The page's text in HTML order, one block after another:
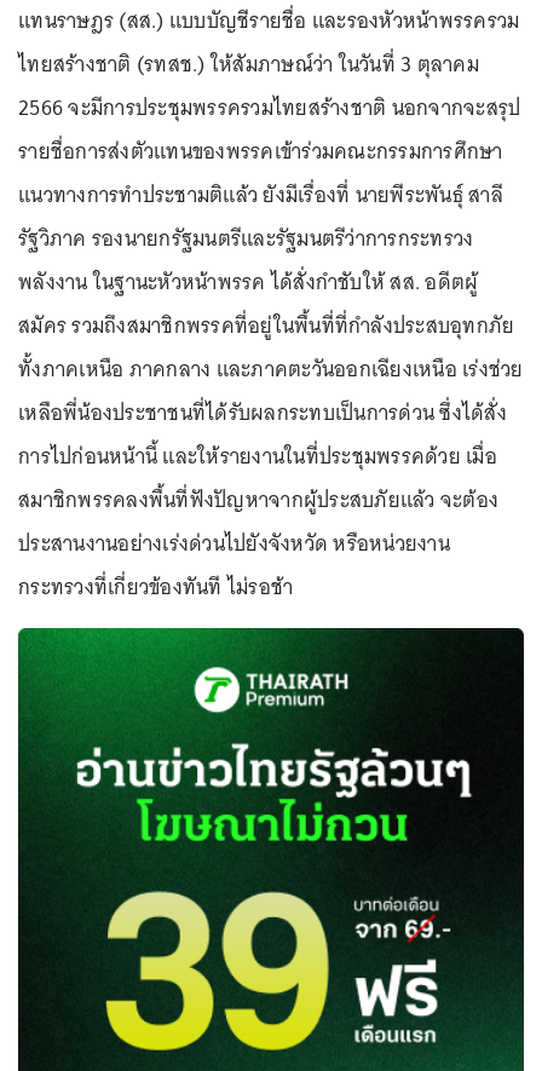
แทนราษฎร (สส.) แบบบัญชีรายชื่อ และรองหัวหน้าพรรครวม
ไทยสร้างชาติ (รทสช.) ให้สัมภาษณ์ว่า ในวันที่ 3 ตุลาคม
2566 จะมีการประชุมพรรครวมไทยสร้างชาติ นอกจากจะสรุป
รายชื่อการส่งตัวแทนของพรรคเข้าร่วมคณะกรรมการศึกษา
แนวทางการทำประชามติแล้ว ยังมีเรื่องที่ นายพีระพันธุ์ สาลี
รัฐวิภาค รองนายกรัฐมนตรีและรัฐมนตรีว่าการกระทรวง
พลังงาน ในฐานะหัวหน้าพรรค ได้สั่งกำชับให้ สส. อดีตผู้
สมัคร รวมถึงสมาชิกพรรคที่อยู่ในพื้นที่ที่กำลังประสบอุทกภัย
ทั้งภาคเหนือ ภาคกลาง และภาคตะวันออกเฉียงเหนือ เร่งช่วย
เหลือพี่น้องประชาชนที่ได้รับผลกระทบเป็นการด่วน ซึ่งได้สั่ง
การไปก่อนหน้านี้ และให้รายงานในที่ประชุมพรรคด้วย เมื่อ
สมาชิกพรรคลงพื้นที่ฟังปัญหาจากผู้ประสบภัยแล้ว จะต้อง
ประสานงานอย่างเร่งด่วนไปยังจังหวัด หรือหน่วยงาน
กระทรวงที่เกี่ยวข้องทันที ไม่รอช้า